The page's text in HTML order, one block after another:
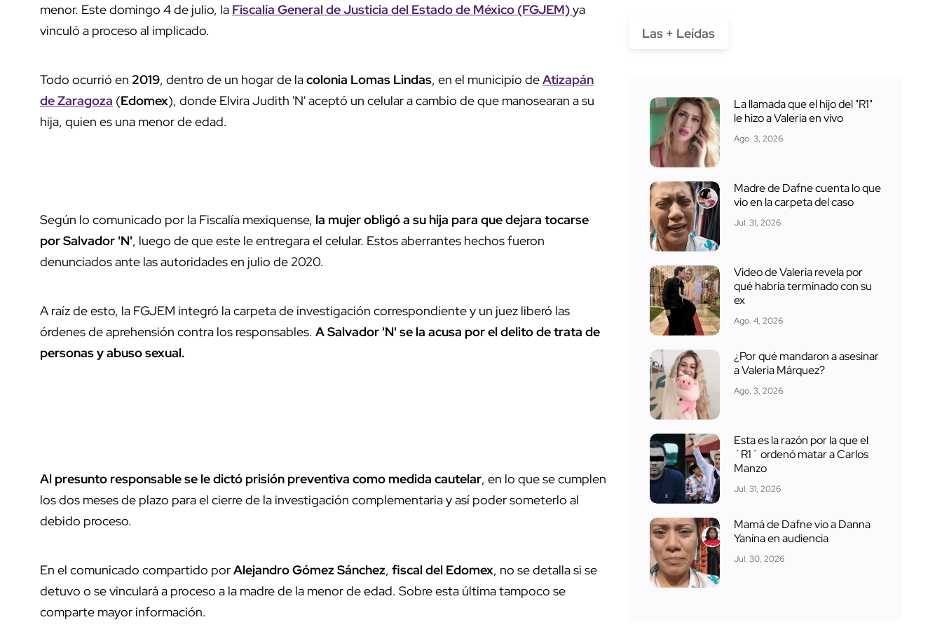
menor. Este domingo 4 de julio, la Fiscalía General de Justicia del Estado de México (FGJEM)ya
vinculó a proceso al implicado.
Todo ocurrió en 2019, dentro de un hogar de lacolonia Lomas Lindas, en el municipio deAtizapán
de Zaragoza (Edomex), donde Elvira Judith 'N' aceptó un celular a cambio de que manosearan a su
hija, quien es una menor de edad.
Según lo comunicado por la Fiscalía mexiquense, la mujer obligó a su hija para que dejara tocarse
por Salvador 'N', luego de que este le entregara el celular. Estos aberrantes hechos fueron
denunciados ante las autoridades en julio de 2020.
A raíz de esto, la FGJEM integró la carpeta de investigación correspondiente y un juez liberó las
órdenes de aprehensión contra los responsables. A Salvador 'N' se la acusa por el delito de trata de
personas y abuso sexual.
Al presunto responsable se le dictó prisión preventiva como medida cautelar, en lo que se cumplen
los dos meses de plazo para el cierre de la investigación complementaria y así poder someterlo al
debido proceso.
En el comunicado compartido porAlejandro Gómez Sánchez, fiscal del Edomex, no se detalla si se
detuvo o se vinculará a proceso a la madre de la menor de edad. Sobre esta última tampoco se
comparte mayor información.
Las + Leídas
La llamada que el hijo del "R1"
le hizo a Valeria en vivo
Ago. 3, 2026
Madre de Dafne cuenta lo que
vio en la carpeta del caso
Jul. 31, 2026
Video de Valeria revela por
qué habría terminado con su
ex
Ago. 4, 2026
¿Por qué mandaron a asesinar
a Valeria Márquez?
Ago. 3, 2026
Esta es la razón por la que el
´R1´ ordenó matar a Carlos
Manzo
Jul. 31, 2026
Mamá de Dafne vio a Danna
Yanina en audiencia
Jul. 30, 2026